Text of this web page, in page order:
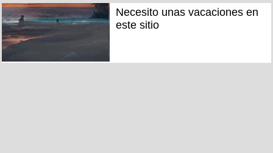
Necesito unas vacaciones en
este sitio